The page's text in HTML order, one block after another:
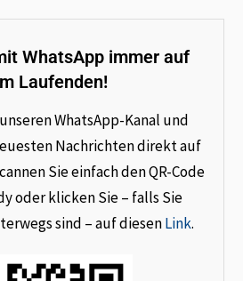
WhatsApp immer auf
Laufenden!
WhatsApp-Kanal und
Nachrichten direkt auf
Sie einfach den QR-Code
oder klicken Sie – falls Sie
sind – auf diesenLink.